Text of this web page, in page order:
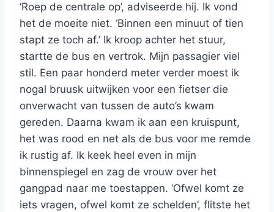
‘Roep de centrale op’, adviseerde hij. Ik vond
het de moeite niet. ‘Binnen een minuut of tien
stapt ze toch af.’ Ik kroop achter het stuur,
startte de bus en vertrok. Mijn passagier viel
stil. Een paar honderd meter verder moest ik
nogal bruusk uitwijken voor een fietser die
onverwacht van tussen de auto’s kwam
gereden. Daarna kwam ik aan een kruispunt,
het was rood en net als de bus voor me remde
ik rustig af. Ik keek heel even in mijn
binnenspiegel en zag de vrouw over het
gangpad naar me toestappen. ‘Ofwel komt ze
iets vragen, ofwel komt ze schelden’, flitste het